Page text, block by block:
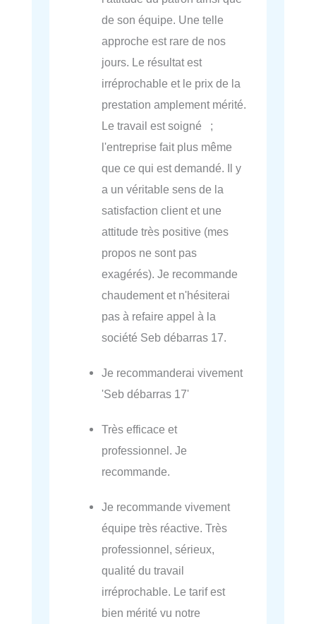
de son équipe. Une telle
approche est rare de nos
jours. Le résultat est
irréprochable et le prix de la
prestation amplement mérité.
Le travail est soigné ;
l'entreprise fait plus même
que ce qui est demandé. Il y
a un véritable sens de la
satisfaction client et une
attitude très positive (mes
propos ne sont pas
exagérés). Je recommande
chaudement et n'hésiterai
pas à refaire appel à la
société Seb débarras 17.
Je recommanderai vivement
'Seb débarras 17'
Très efficace et
professionnel. Je
recommande.
Je recommande vivement
équipe très réactive. Très
professionnel, sérieux,
qualité du travail
irréprochable. Le tarif est
bien mérité vu notre